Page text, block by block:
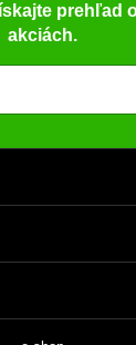
prehľad
akciách.